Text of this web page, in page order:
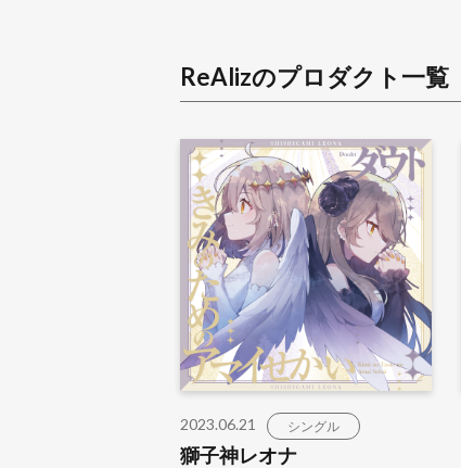
ReAlizのプロダクト一覧
2023.06.21 シングル
獅子神レオナ